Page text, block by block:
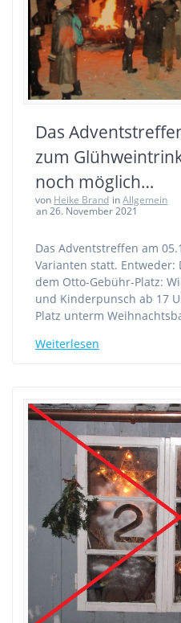
Das
zum
noch möglich…
von Heike Brand inAllgemein
an 26. November 2021
Das Adventstreffen am
Varianten statt.
dem Otto-Gebühr-Platz:
und Kinderpunsch ab 17
Platz unterm
Weiterlesen